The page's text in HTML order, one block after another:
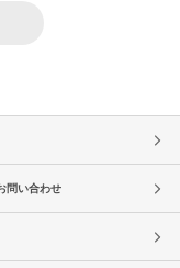
問い合わせ